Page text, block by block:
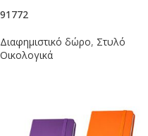
91772
Διαφημιστικό δώρο, Στυλό
Οικολογικά